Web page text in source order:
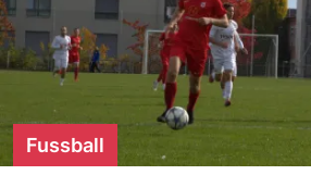
Fussball